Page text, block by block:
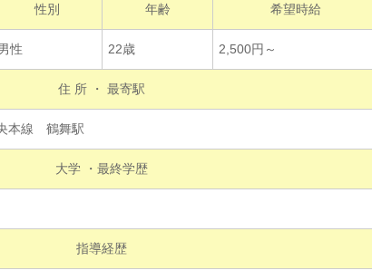
性別 年齢 希望時給
性 22歳 2,500円～
住 所 ・ 最寄駅
本線 鶴舞駅
大学 ・最終学歴
指導経歴